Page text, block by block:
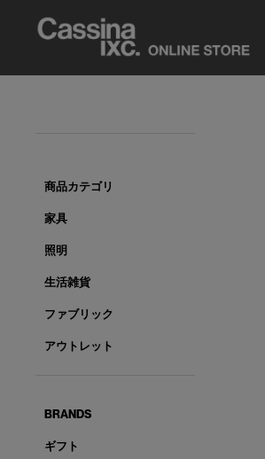
商品カテゴリ
家具
照明
生活雑貨
ファブリック
アウトレット
BRANDS
ギフト